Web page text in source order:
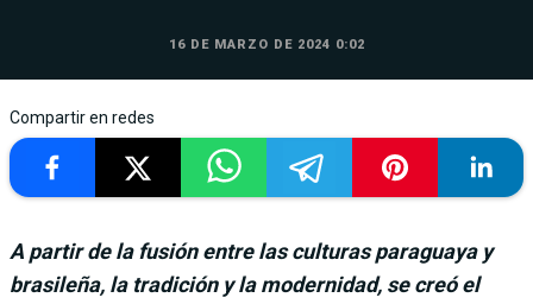
16 DE MARZO DE 2024 0:02
Compartir en redes
A partir de la fusión entre las culturas paraguaya y
brasileña, la tradición y la modernidad, se creó el